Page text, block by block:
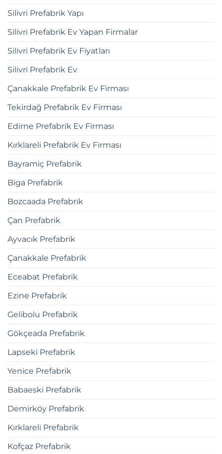
Silivri Prefabrik Yapı
Silivri Prefabrik Ev Yapan Firmalar
Silivri Prefabrik Ev Fiyatları
Silivri Prefabrik Ev
Çanakkale Prefabrik Ev Firması
Tekirdağ Prefabrik Ev Firması
Edirne Prefabrik Ev Firması
Kırklareli Prefabrik Ev Firması
Bayramiç Prefabrik
Biga Prefabrik
Bozcaada Prefabrik
Çan Prefabrik
Ayvacık Prefabrik
Çanakkale Prefabrik
Eceabat Prefabrik
Ezine Prefabrik
Gelibolu Prefabrik
Gökçeada Prefabrik
Lapseki Prefabrik
Yenice Prefabrik
Babaeski Prefabrik
Demirköy Prefabrik
Kırklareli Prefabrik
Kofçaz Prefabrik